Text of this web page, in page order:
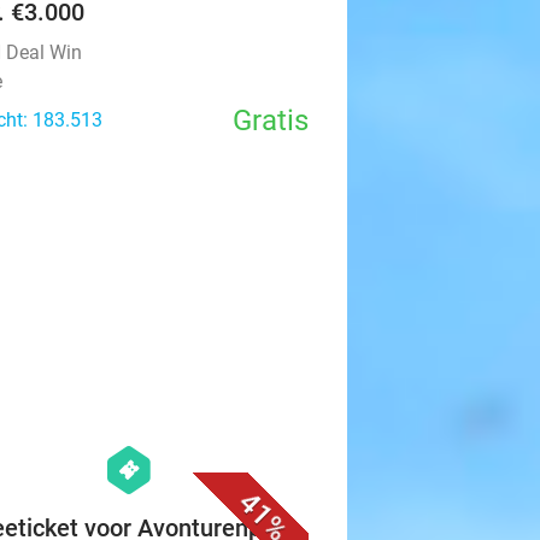
€3.000
Win
183.513
Gratis
41%
hexagon
events
voor Avonturenpark